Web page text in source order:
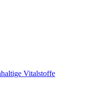
Vitalstoffe